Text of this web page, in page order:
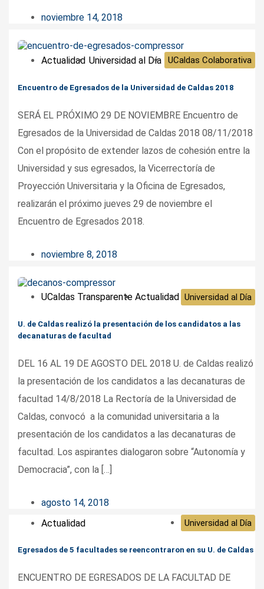
noviembre 14, 2018
Actualidad Universidad al Día UCaldas Colaborativa
Encuentro de Egresados de la Universidad de Caldas 2018
SERÁ EL PRÓXIMO 29 DE NOVIEMBRE Encuentro de
Egresados de la Universidad de Caldas 2018 08/11/2018
Con el propósito de extender lazos de cohesión entre la
Universidad y sus egresados, la Vicerrectoría de
Proyección Universitaria y la Oficina de Egresados,
realizarán el próximo jueves 29 de noviembre el
Encuentro de Egresados 2018.
noviembre 8, 2018
UCaldas Transparente Actualidad Universidad al Día
U. de Caldas realizó la presentación de los candidatos a las
decanaturas de facultad
DEL 16 AL 19 DE AGOSTO DEL 2018 U. de Caldas realizó
la presentación de los candidatos a las decanaturas de
facultad 14/8/2018 La Rectoría de la Universidad de
Caldas, convocó a la comunidad universitaria a la
presentación de los candidatos a las decanaturas de
facultad. Los aspirantes dialogaron sobre “Autonomía y
Democracia”, con la […]
agosto 14, 2018
Actualidad
Universidad al Día
Egresados de 5 facultades se reencontraron en su U. de Caldas
ENCUENTRO DE EGRESADOS DE LA FACULTAD DE